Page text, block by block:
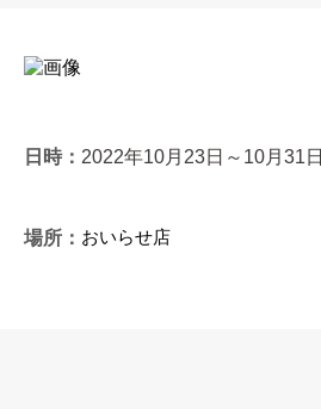
日時： 2022年10月23日～10月31日
場所： おいらせ店